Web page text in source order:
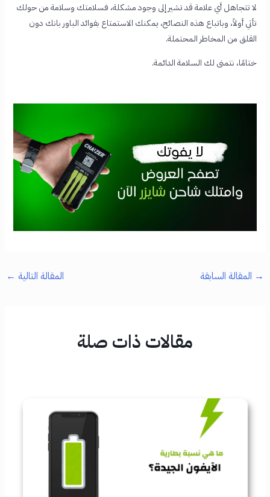
لا تتجاهل أي علامة قد تشير إلى وجود مشكلة، فسلامتك وسلامة من حولك
تأتي أولاً، وباتباع هذه النصائح، يمكنك الاستمتاع بفوائد الباور بانك دون
القلق من المخاطر المحتملة.
ختامًا، نتمنى لك السلامة الدائمة.
→ المقالة السابقة المقالة التالية ←
مقالات ذات صلة